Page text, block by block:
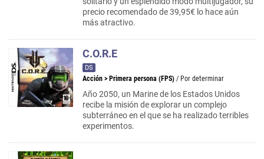
precio recomendado de 39,95€ lo hace aún
más atractivo.
C.O.R.E
DS
Acción > Primera persona (FPS) / Por determinar
Año 2050, un Marine de los Estados Unidos
recibe la misión de explorar un complejo
subterráneo en el que se ha realizado terribles
experimentos.